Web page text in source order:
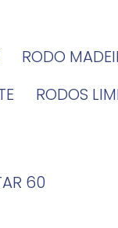
RODO
RODOS
60